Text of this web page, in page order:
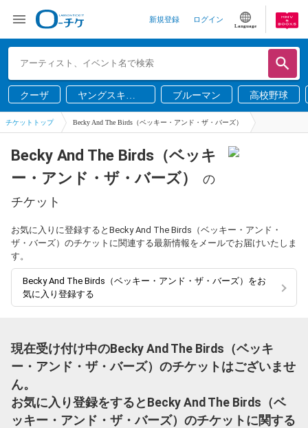
新規登録 ログイン
Language
クーザ
ヤングスキニ
ー
ブルーマン 高校野球
チケットトップ Becky And The Birds（ベッキー・アンド・ザ・バーズ）
Becky And The Birds（ベッキ
ー・アンド・ザ・バーズ）
の
チケット
お気に入りに登録するとBecky And The Birds（ベッキー・アンド・
ザ・バーズ）のチケットに関連する最新情報をメールでお届けいたしま
す。
Becky And The Birds（ベッキー・アンド・ザ・バーズ）をお
気に入り登録する
現在受け付け中のBecky And The Birds（ベッキ
ー・アンド・ザ・バーズ）のチケットはございませ
ん。
お気に入り登録をするとBecky And The Birds（ベ
ッキー・アンド・ザ・バーズ）のチケットに関する